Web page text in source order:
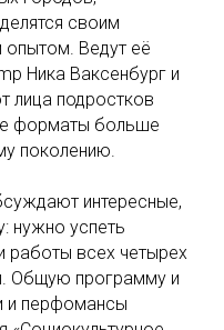
своим
опытом. Ведут её
Ника Ваксенбург и
лица подростков
форматы больше
поколению.
интересные,
нужно успеть
работы всех четырех
Общую программу и
и перфомансы